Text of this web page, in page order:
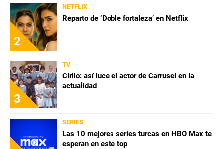
2
NETFLIX
Reparto de ‘Doble fortaleza’ en Netflix
3
TV
Cirilo: así luce el actor de Carrusel en la
actualidad
SERIES
Las 10 mejores series turcas en HBO Max te
esperan en este top